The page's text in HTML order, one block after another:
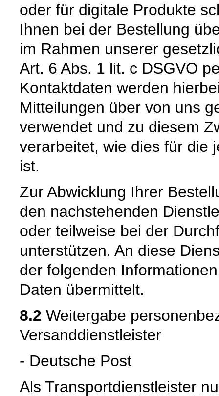
oder für digitale Produkte
Ihnen bei der Bestellung
im Rahmen unserer
Art. 6 Abs. 1 lit. c DSGVO
Kontaktdaten werden
Mitteilungen über von uns
verwendet und zu diesem
verarbeitet, wie dies für die
ist.
Zur Abwicklung Ihrer
den nachstehenden
oder teilweise bei der
unterstützen. An diese
der folgenden
Daten übermittelt.
8.2 Weitergabe
Versanddienstleister
- Deutsche Post
Als Transportdienstleister